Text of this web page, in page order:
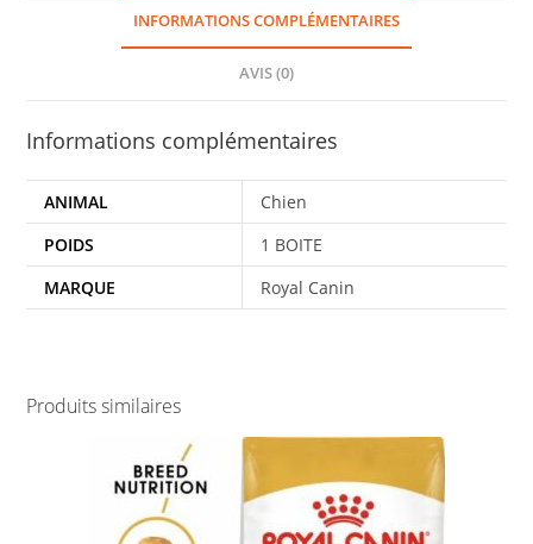
INFORMATIONS COMPLÉMENTAIRES
AVIS (0)
Informations complémentaires
ANIMAL
Chien
POIDS
1 BOITE
MARQUE
Royal Canin
Produits similaires